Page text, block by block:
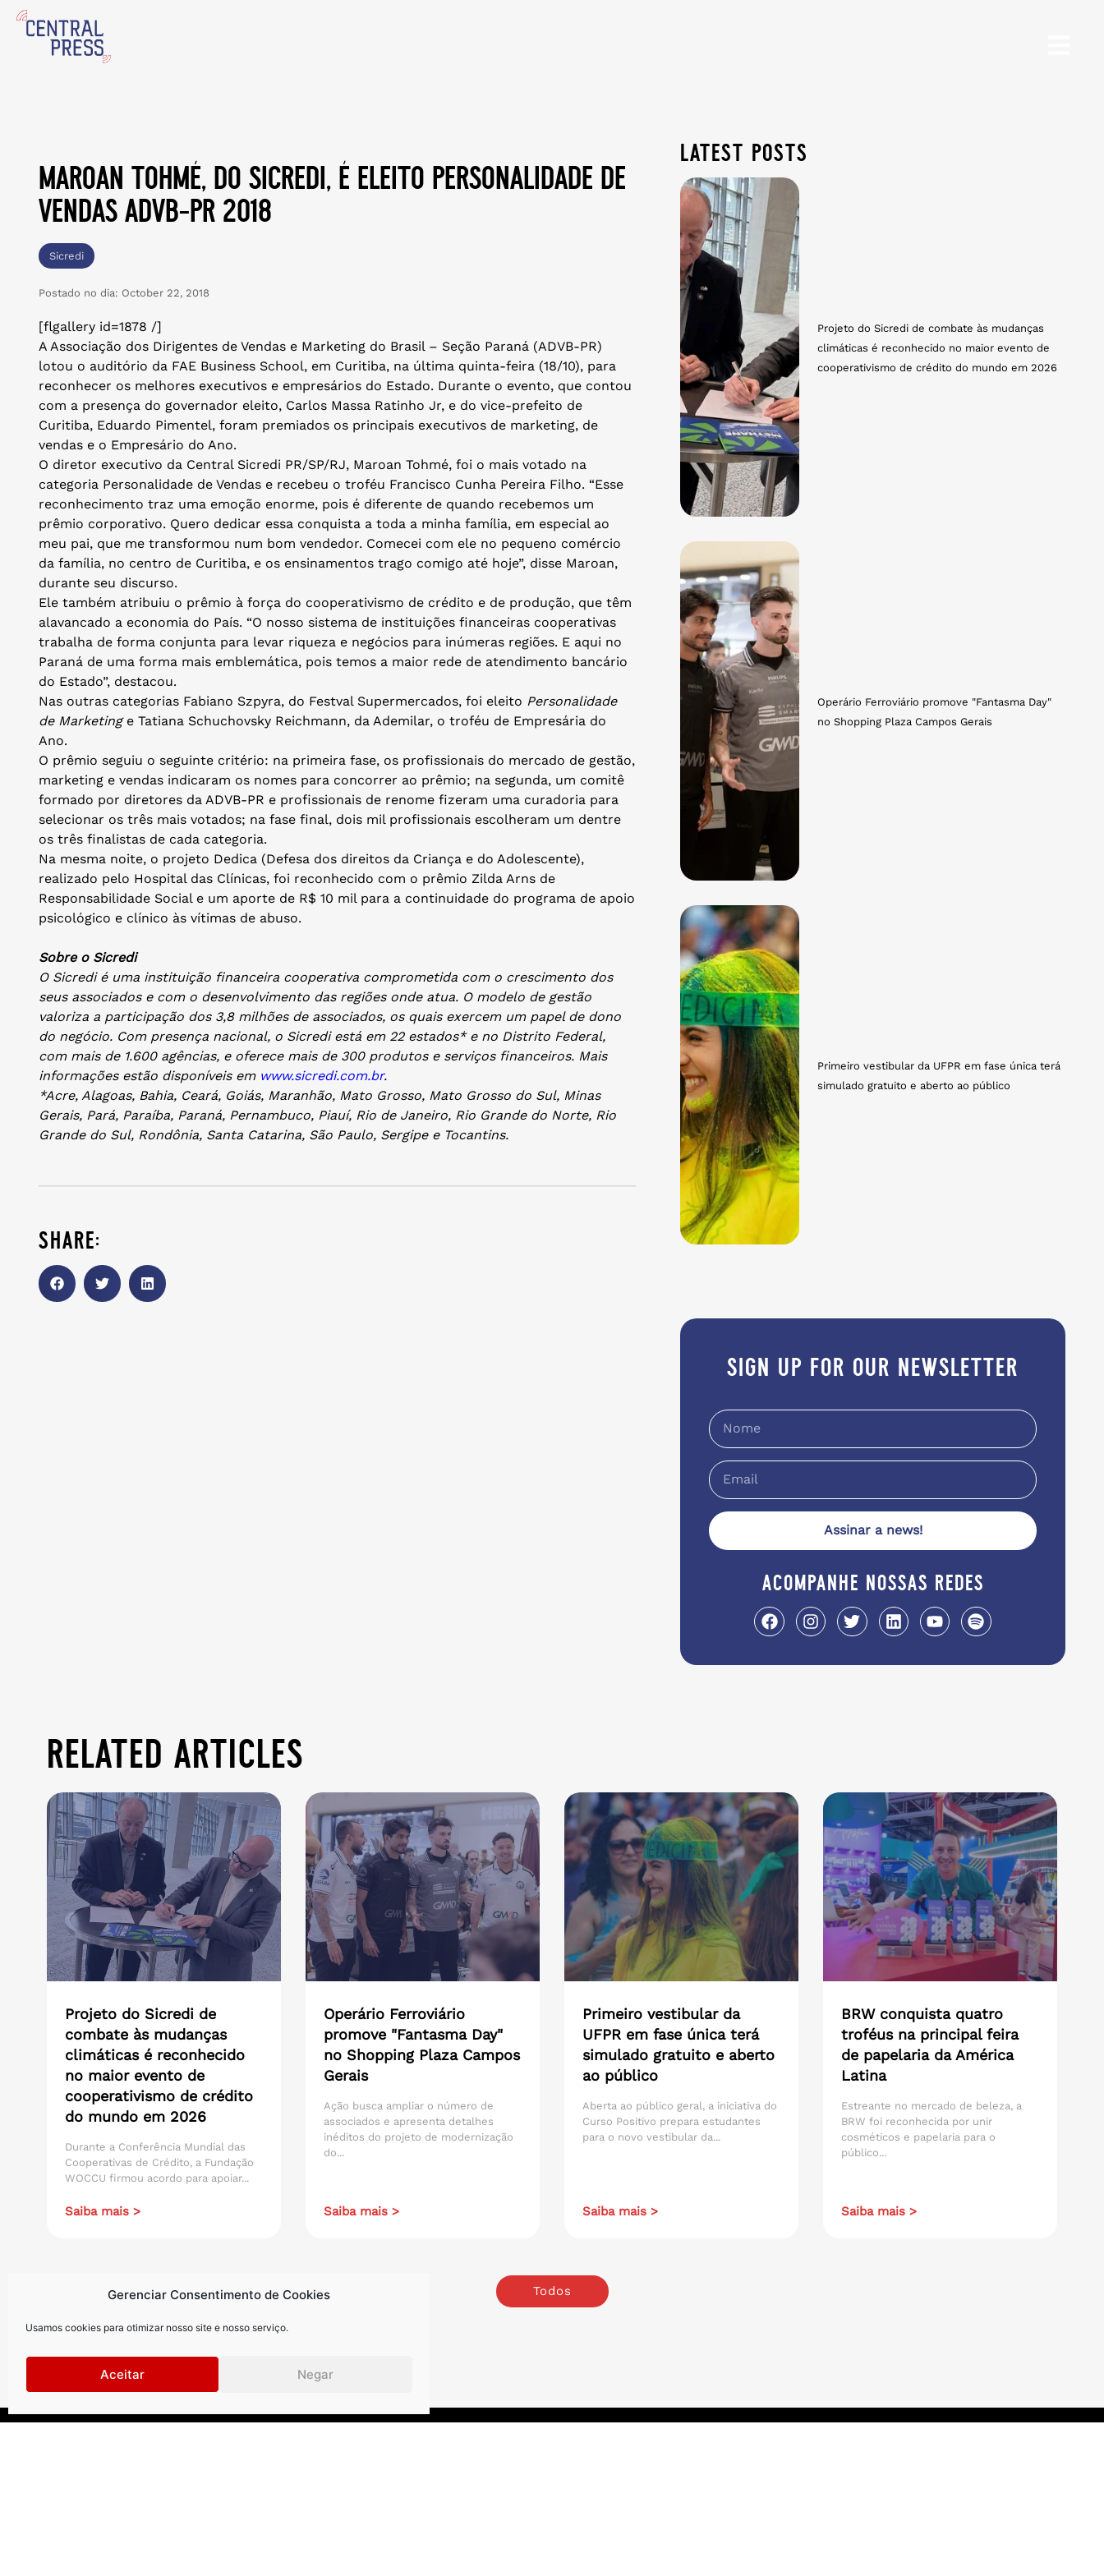
Gerenciar Consentimento de Cookies
Usamos cookies para otimizar nosso site e nosso serviço.
Aceitar Negar
maroan tohmé, do sicredi, é eleito personalidade de
vendas advb-pr 2018
Sicredi
Postado no dia: October 22, 2018
[flgallery id=1878 /]
A Associação dos Dirigentes de Vendas e Marketing do Brasil – Seção Paraná (ADVB-PR)
lotou o auditório da FAE Business School, em Curitiba, na última quinta-feira (18/10), para
reconhecer os melhores executivos e empresários do Estado. Durante o evento, que contou
com a presença do governador eleito, Carlos Massa Ratinho Jr, e do vice-prefeito de
Curitiba, Eduardo Pimentel, foram premiados os principais executivos de marketing, de
vendas e o Empresário do Ano.
O diretor executivo da Central Sicredi PR/SP/RJ, Maroan Tohmé, foi o mais votado na
categoria Personalidade de Vendas e recebeu o troféu Francisco Cunha Pereira Filho. “Esse
reconhecimento traz uma emoção enorme, pois é diferente de quando recebemos um
prêmio corporativo. Quero dedicar essa conquista a toda a minha família, em especial ao
meu pai, que me transformou num bom vendedor. Comecei com ele no pequeno comércio
da família, no centro de Curitiba, e os ensinamentos trago comigo até hoje”, disse Maroan,
durante seu discurso.
Ele também atribuiu o prêmio à força do cooperativismo de crédito e de produção, que têm
alavancado a economia do País. “O nosso sistema de instituições financeiras cooperativas
trabalha de forma conjunta para levar riqueza e negócios para inúmeras regiões. E aqui no
Paraná de uma forma mais emblemática, pois temos a maior rede de atendimento bancário
do Estado”, destacou.
Nas outras categorias Fabiano Szpyra, do Festval Supermercados, foi eleito Personalidade
de Marketinge Tatiana Schuchovsky Reichmann, da Ademilar, o troféu de Empresária do
Ano.
O prêmio seguiu o seguinte critério: na primeira fase, os profissionais do mercado de gestão,
marketing e vendas indicaram os nomes para concorrer ao prêmio; na segunda, um comitê
formado por diretores da ADVB-PR e profissionais de renome fizeram uma curadoria para
selecionar os três mais votados; na fase final, dois mil profissionais escolheram um dentre
os três finalistas de cada categoria.
Na mesma noite, o projeto Dedica (Defesa dos direitos da Criança e do Adolescente),
realizado pelo Hospital das Clínicas, foi reconhecido com o prêmio Zilda Arns de
Responsabilidade Social e um aporte de R$ 10 mil para a continuidade do programa de apoio
psicológico e clínico às vítimas de abuso.
Sobre o Sicredi
O Sicredi é uma instituição financeira cooperativa comprometida com o crescimento dos
seus associados e com o desenvolvimento das regiões onde atua. O modelo de gestão
valoriza a participação dos 3,8 milhões de associados, os quais exercem um papel de dono
do negócio. Com presença nacional, o Sicredi está em 22 estados* e no Distrito Federal,
com mais de 1.600 agências, e oferece mais de 300 produtos e serviços financeiros. Mais
informações estão disponíveis em www.sicredi.com.br.
*Acre, Alagoas, Bahia, Ceará, Goiás, Maranhão, Mato Grosso, Mato Grosso do Sul, Minas
Gerais, Pará, Paraíba, Paraná, Pernambuco, Piauí, Rio de Janeiro, Rio Grande do Norte, Rio
Grande do Sul, Rondônia, Santa Catarina, São Paulo, Sergipe e Tocantins.
share:
latest posts
Projeto do Sicredi de combate às mudanças
climáticas é reconhecido no maior evento de
cooperativismo de crédito do mundo em 2026
Operário Ferroviário promove "Fantasma Day"
no Shopping Plaza Campos Gerais
Primeiro vestibular da UFPR em fase única terá
simulado gratuito e aberto ao público
sign up for our newsletter
Assinar a news!
acompanhe nossas redes
related articles
Projeto do Sicredi de
combate às mudanças
climáticas é reconhecido
no maior evento de
cooperativismo de crédito
do mundo em 2026
Durante a Conferência Mundial das
Cooperativas de Crédito, a Fundação
WOCCU firmou acordo para apoiar...
Saiba mais >
Operário Ferroviário
promove "Fantasma Day"
no Shopping Plaza Campos
Gerais
Ação busca ampliar o número de
associados e apresenta detalhes
inéditos do projeto de modernização
do...
Saiba mais >
Primeiro vestibular da
UFPR em fase única terá
simulado gratuito e aberto
ao público
Aberta ao público geral, a iniciativa do
Curso Positivo prepara estudantes
para o novo vestibular da...
Saiba mais >
BRW conquista quatro
troféus na principal feira
de papelaria da América
Latina
Estreante no mercado de beleza, a
BRW foi reconhecida por unir
cosméticos e papelaria para o
público...
Saiba mais >
Todos